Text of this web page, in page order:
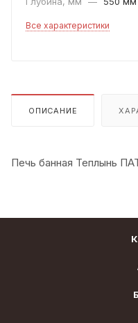
Все характеристики
ОПИСАНИЕ
Печь банная Теплынь